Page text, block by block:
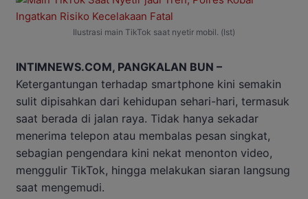
Ilustrasi main TikTok saat nyetir mobil. (Ist)
INTIMNEWS.COM, PANGKALAN BUN –
Ketergantungan terhadap smartphone kini semakin
sulit dipisahkan dari kehidupan sehari-hari, termasuk
saat berada di jalan raya. Tidak hanya sekadar
menerima telepon atau membalas pesan singkat,
sebagian pengendara kini nekat menonton video,
menggulir TikTok, hingga melakukan siaran langsung
saat mengemudi.